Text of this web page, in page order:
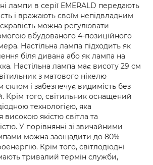
лампи в серії EMERALD передають
і вражають своїм непідвладним
можна регулювати
вбудованого 4-позиційного
Настільна лампа підходить як
біля дивана або як лампа на
Настільна лампа має висоту 29 см
з матового нікелю
і забезпечує видимість без
Крім того, світильник оснащений
технологією, яка
високою якістю світла та
У порівнянні зі звичайними
можна заощадити до 80%
Крім того, світлодіодні
тривалий термін служби,